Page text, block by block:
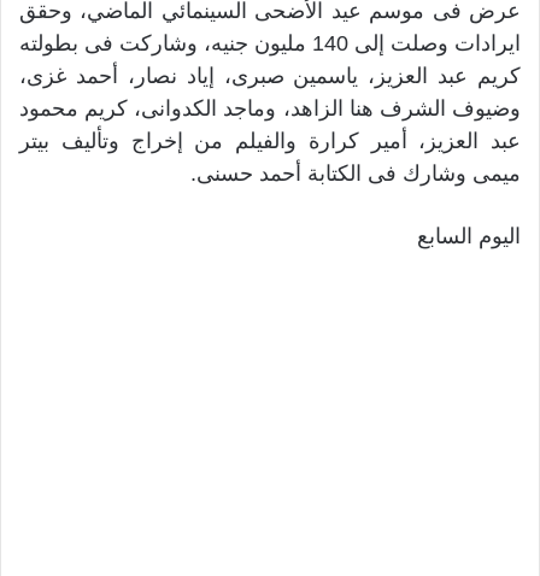
عرض فى موسم عيد الأضحى السينمائي الماضي، وحقق
ايرادات وصلت إلى 140 مليون جنيه، وشاركت فى بطولته
كريم عبد العزيز، ياسمين صبرى، إياد نصار، أحمد غزى،
وضيوف الشرف هنا الزاهد، وماجد الكدوانى، كريم محمود
عبد العزيز، أمير كرارة والفيلم من إخراج وتأليف بيتر
ميمى وشارك فى الكتابة أحمد حسنى.
اليوم السابع